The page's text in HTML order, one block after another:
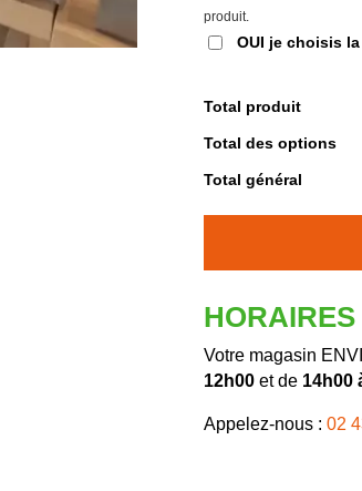
produit.
OUI je choisis
Total produit
Total des options
Total général
HORAIRES
Votre magasin
12h00et de 14h00
Appelez-nous : 02